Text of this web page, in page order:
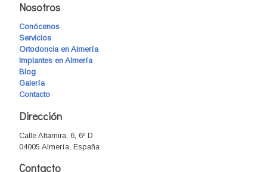
Nosotros
Conócenos
Servicios
Ortodoncia en Almería
Implantes en Almería
Blog
Galería
Contacto
Dirección
Calle Altamira, 6, 6º D
04005 Almería, España
Contacto